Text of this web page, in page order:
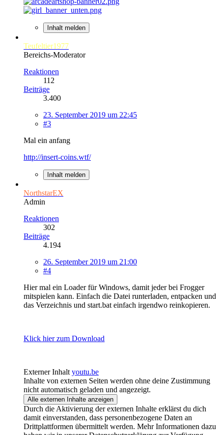
Inhalt melden
Teufeltier1977
Bereichs-Moderator
Reaktionen
112
Beiträge
3.400
23. September 2019 um 22:45
#3
Mal ein anfang
http://insert-coins.wtf/
Inhalt melden
NorthstarEX
Admin
Reaktionen
302
Beiträge
4.194
26. September 2019 um 21:00
#4
Hier mal ein Loader für Windows, damit jeder bei Frogger
mitspielen kann. Einfach die Datei runterladen, entpacken und
das Verzeichnis und start.bat einfach irgendwo reinkopieren.
Klick hier zum Download
Externer Inhalt youtu.be
Inhalte von externen Seiten werden ohne deine Zustimmung
nicht automatisch geladen und angezeigt.
Alle externen Inhalte anzeigen
Durch die Aktivierung der externen Inhalte erklärst du dich
damit einverstanden, dass personenbezogene Daten an
Drittplattformen übermittelt werden. Mehr Informationen dazu